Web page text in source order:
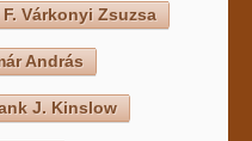
F. Várkonyi Zsuzsa
András
J. Kinslow